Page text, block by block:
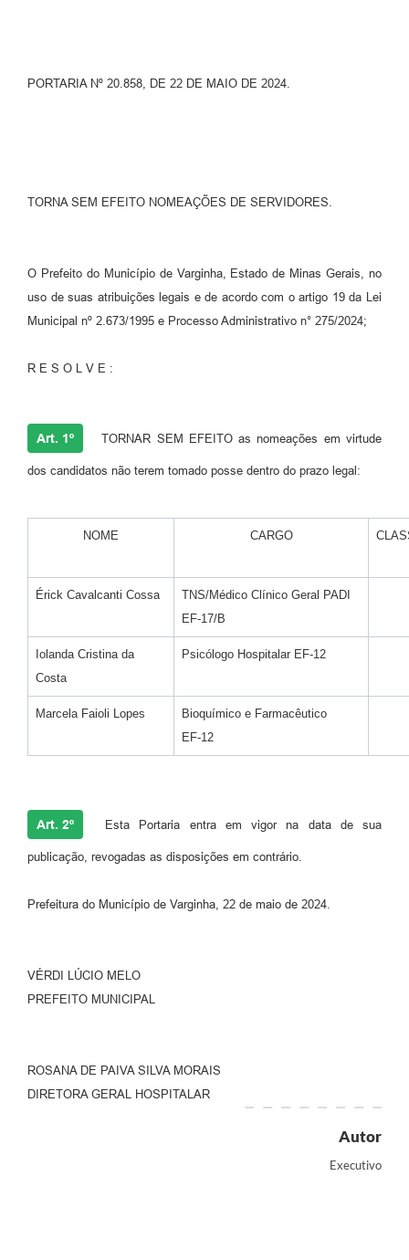
PORTARIA Nº 20.858, DE 22 DE MAIO DE 2024.
TORNA SEM EFEITO NOMEAÇÕES DE SERVIDORES.
O Prefeito do Município de Varginha, Estado de Minas Gerais, no
uso de suas atribuições legais e de acordo com o artigo 19 da Lei
Municipal nº 2.673/1995 e Processo Administrativo n° 275/2024;
R E S O L V E :
Art. 1º TORNAR SEM EFEITO as nomeações em virtude
dos candidatos não terem tomado posse dentro do prazo legal:
NOME CARGO
Érick Cavalcanti Cossa
TNS/Médico Clínico Geral PADI
EF-17/B
Iolanda Cristina da
Costa
Psicólogo Hospitalar EF-12
Marcela Faioli Lopes
Bioquímico e Farmacêutico
EF-12
Art. 2º Esta Portaria entra em vigor na data de sua
publicação, revogadas as disposições em contrário.
Prefeitura do Município de Varginha, 22 de maio de 2024.
VÉRDI LÚCIO MELO
PREFEITO MUNICIPAL
ROSANA DE PAIVA SILVA MORAIS
DIRETORA GERAL HOSPITALAR
Autor
Executivo